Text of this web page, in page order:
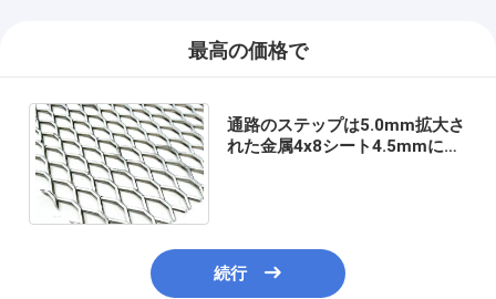
最高の価格で
通路のステップは5.0mm拡大さ
れた金属4x8シート4.5mmにト
続行